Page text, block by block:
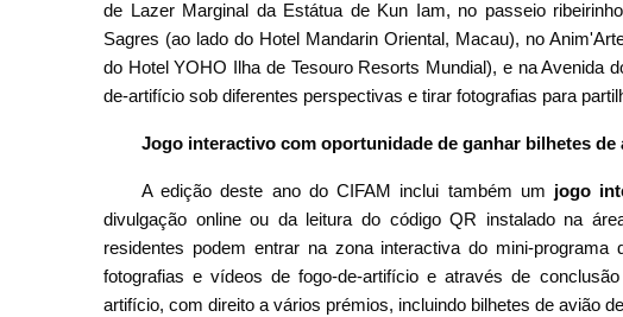
de Lazer Marginal da Estátua de Kun Iam, no passeio
Sagres (ao lado do Hotel Mandarin Oriental, Macau), no
do Hotel YOHO Ilha de Tesouro Resorts Mundial), e na Avenida
de-artifício sob diferentes perspectivas e tirar fotografias para
Jogo interactivo com oportunidade de ganhar bilhetes de
A edição deste ano do CIFAM inclui também um jogo
divulgação online ou da leitura do código QR instalado na
residentes podem entrar na zona interactiva do mini-
fotografias e vídeos de fogo-de-artifício e através de
artifício, com direito a vários prémios, incluindo bilhetes de avião